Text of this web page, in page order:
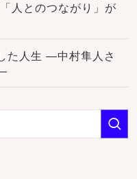
人とのつながり」が
た人生 ―中村隼人さ